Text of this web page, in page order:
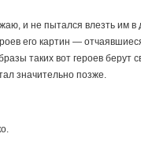
и не пытался влезть им
его картин —
таких вот героев берут
значительно позже.